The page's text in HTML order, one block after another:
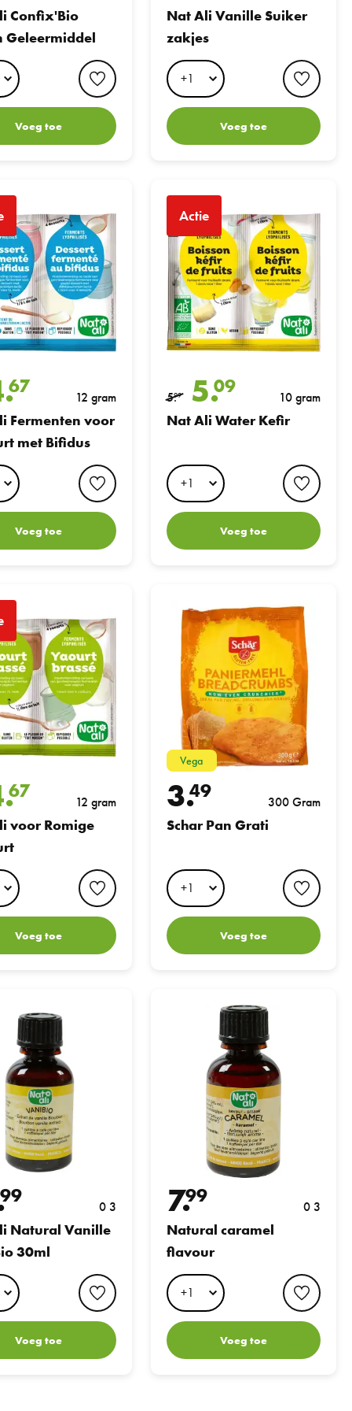
Confix'Bio
Geleermiddel
favorite button
Voeg toe
Nat Ali Vanille Suiker
zakjes
Voeg toe
67 12 gram
Fermenten voor
met Bifidus
favorite button
Voeg toe
Actie
5.
99 5.09 10 gram
Nat Ali Water Kefir
Voeg toe
67 12 gram
voor Romige
favorite button
Voeg toe
Vega
3.49 300 Gram
Schar Pan Grati
Voeg toe
99 0 3
Natural Vanille
30ml
favorite button
Voeg toe
7.99 0 3
Natural caramel
flavour
Voeg toe